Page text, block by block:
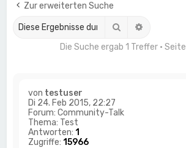
Zur erweiterten Suche
Suche
Die Suche ergab 1 Treffer • Seite
von testuser
Di 24. Feb 2015, 22:27
Forum:Community-Talk
Thema: Test
Antworten:1
Zugriffe:15966